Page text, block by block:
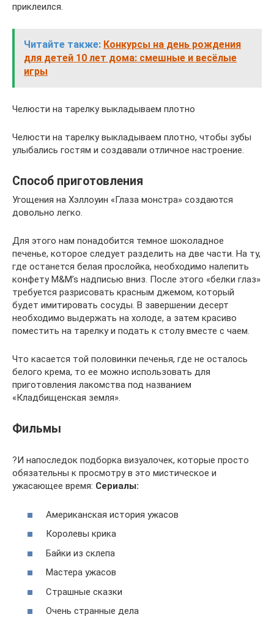
приклеился.
Читайте также: Конкурсы на день рождения
для детей 10 лет дома: смешные и весёлые
игры
Челюсти на тарелку выкладываем плотно
Челюсти на тарелку выкладываем плотно, чтобы зубы
улыбались гостям и создавали отличное настроение.
Способ приготовления
Угощения на Хэллоуин «Глаза монстра» создаются
довольно легко.
Для этого нам понадобится темное шоколадное
печенье, которое следует разделить на две части. На ту,
где останется белая прослойка, необходимо налепить
конфету M&M’s надписью вниз. После этого «белки глаз»
требуется разрисовать красным джемом, который
будет имитировать сосуды. В завершении десерт
необходимо выдержать на холоде, а затем красиво
поместить на тарелку и подать к столу вместе с чаем.
Что касается той половинки печенья, где не осталось
белого крема, то ее можно использовать для
приготовления лакомства под названием
«Кладбищенская земля».
Фильмы
?И напоследок подборка визуалочек, которые просто
обязательны к просмотру в это мистическое и
ужасающее время: Сериалы:
Американская история ужасов
Королевы крика
Байки из склепа
Мастера ужасов
Страшные сказки
Очень странные дела